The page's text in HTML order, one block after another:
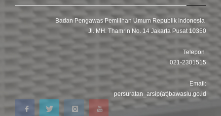
Badan Pengawas Pemilihan Umum Republik Indonesia
Jl. MH. Thamrin No. 14 Jakarta Pusat 10350
Telepon
021-2301515
Email:
persuratan_arsip(at)bawaslu.go.id